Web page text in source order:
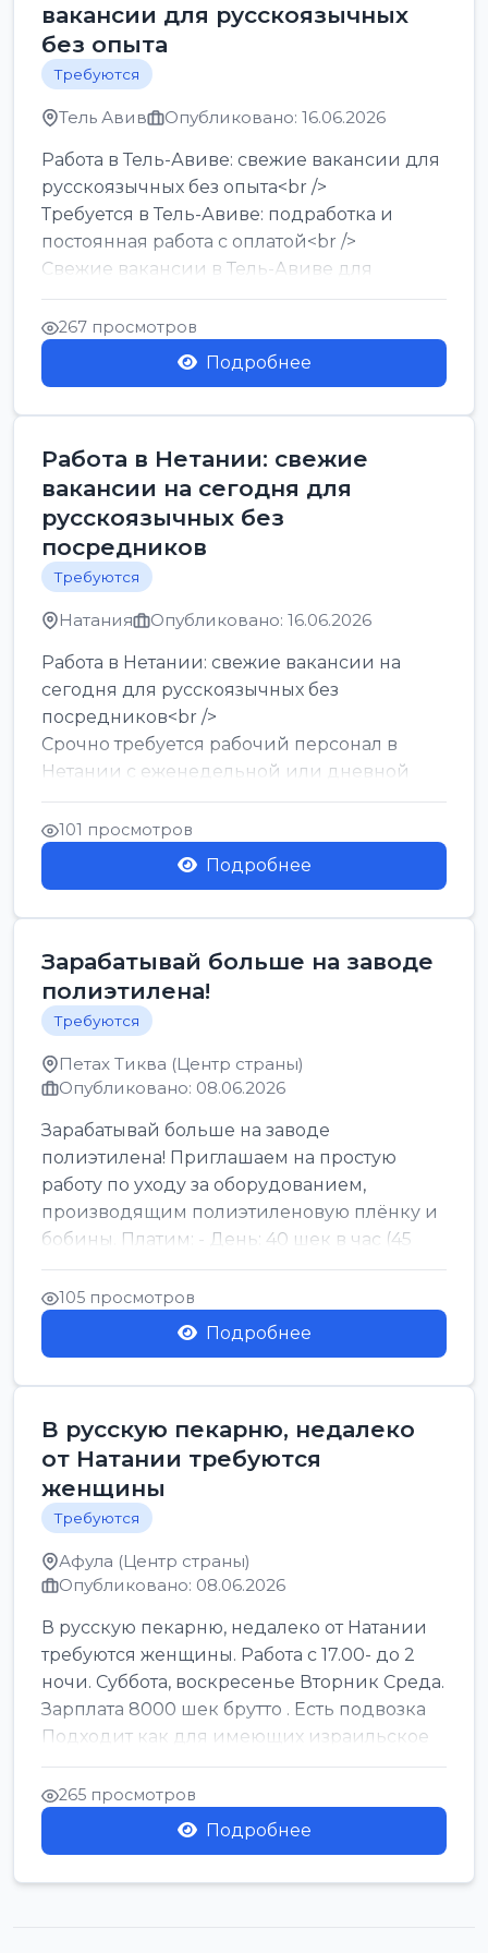
вакансии для русскоязычных
без опыта
Требуются
Тель Авив Опубликовано: 16.06.2026
Работа в Тель-Авиве: свежие вакансии для
русскоязычных без опыта<br />
Требуется в Тель-Авиве: подработка и
постоянная работа с оплатой<br />
Свежие вакансии в Тель-Авиве для
мужчин и женщин от хозя...
267 просмотров
Подробнее
Работа в Нетании: свежие
вакансии на сегодня для
русскоязычных без
посредников
Требуются
Натания Опубликовано: 16.06.2026
Работа в Нетании: свежие вакансии на
сегодня для русскоязычных без
посредников<br />
Срочно требуется рабочий персонал в
Нетании с еженедельной или дневной
оплатой<br />
Свежие вакансии в Нетании дл...
101 просмотров
Подробнее
Зарабатывай больше на заводе
полиэтилена!
Требуются
Петах Тиква (Центр страны)
Опубликовано: 08.06.2026
Зарабатывай больше на заводе
полиэтилена! Приглашаем на простую
работу по уходу за оборудованием,
производящим полиэтиленовую плёнку и
бобины. Платим: - День: 40 шек в час (45
для синих бумаг и виз) -...
105 просмотров
Подробнее
В русскую пекарню, недалеко
от Натании требуются
женщины
Требуются
Афула (Центр страны)
Опубликовано: 08.06.2026
В русскую пекарню, недалеко от Натании
требуются женщины. Работа с 17.00- до 2
ночи. Суббота, воскресенье Вторник Среда.
Зарплата 8000 шек брутто . Есть подвозка
Подходит как для имеющих израильское
г...
265 просмотров
Подробнее